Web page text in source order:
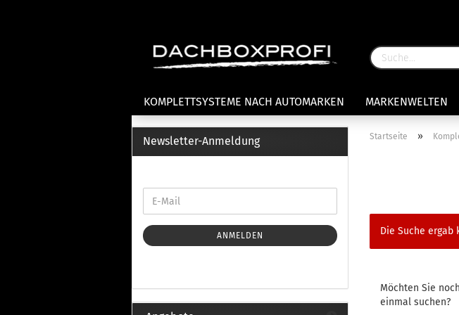
KOMPLETTSYSTEME NACH AUTOMARKEN MARKENWELTEN
Heckklappenfahrradträger
Anhängekupplungsträger
E-Bike Fahrradträger
Universaltträger Reling
Thule Montagekits 50.. für 7105
Clamp Fußsatz Fahrzeuge mit
Thule Kits 30.. für 753 Fußsatz
Startseite »
Die Suche ergab
Möchten Sie noch
einmal suchen?
Newsletter-Anmeldung
ANMELDEN